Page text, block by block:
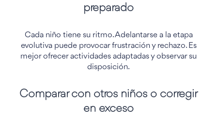
preparado
Cada niño tiene su ritmo. Adelantarse a la etapa
evolutiva puede provocar frustración y rechazo. Es
mejor ofrecer actividades adaptadas y observar su
disposición.
Comparar con otros niños o corregir
en exceso